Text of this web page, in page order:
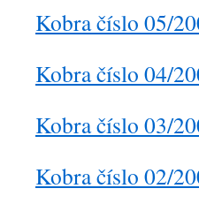
Kobra číslo 05/
Kobra číslo 04/
Kobra číslo 03/
Kobra číslo 02/